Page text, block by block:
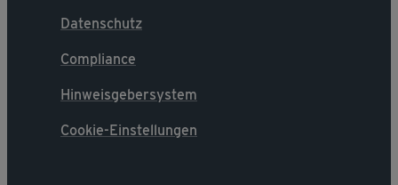
Datenschutz
Compliance
Hinweisgebersystem
Cookie-Einstellungen